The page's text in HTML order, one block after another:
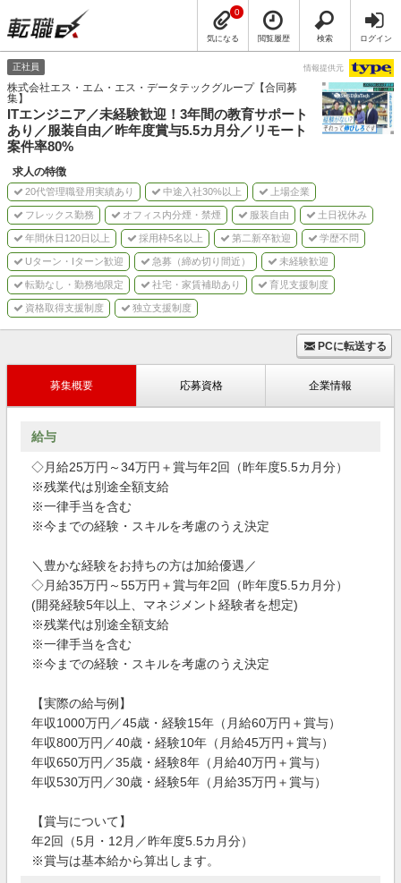
気になる
0
閲覧履歴 検索 ログイン
正社員 情報提供元
株式会社エス・エム・エス・データテックグループ【合同募
集】
ITエンジニア／未経験歓迎！3年間の教育サポート
あり／服装自由／昨年度賞与5.5カ月分／リモート
案件率80%
求人の特徴
20代管理職登用実績あり 中途入社30%以上 上場企業
フレックス勤務 オフィス内分煙・禁煙 服装自由 土日祝休み
年間休日120日以上 採用枠5名以上 第二新卒歓迎 学歴不問
Uターン・Iターン歓迎 急募（締め切り間近） 未経験歓迎
転勤なし・勤務地限定 社宅・家賃補助あり 育児支援制度
資格取得支援制度 独立支援制度
PCに転送する
募集概要 応募資格 企業情報
給与
◇月給25万円～34万円＋賞与年2回（昨年度5.5カ月分）
※残業代は別途全額支給
※一律手当を含む
※今までの経験・スキルを考慮のうえ決定
＼豊かな経験をお持ちの方は加給優遇／
◇月給35万円～55万円＋賞与年2回（昨年度5.5カ月分）
(開発経験5年以上、マネジメント経験者を想定)
※残業代は別途全額支給
※一律手当を含む
※今までの経験・スキルを考慮のうえ決定
【実際の給与例】
年収1000万円／45歳・経験15年（月給60万円＋賞与）
年収800万円／40歳・経験10年（月給45万円＋賞与）
年収650万円／35歳・経験8年（月給40万円＋賞与）
年収530万円／30歳・経験5年（月給35万円＋賞与）
【賞与について】
年2回（5月・12月／昨年度5.5カ月分）
※賞与は基本給から算出します。